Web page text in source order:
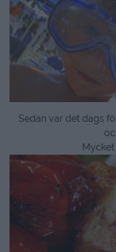
Sedan var det dags